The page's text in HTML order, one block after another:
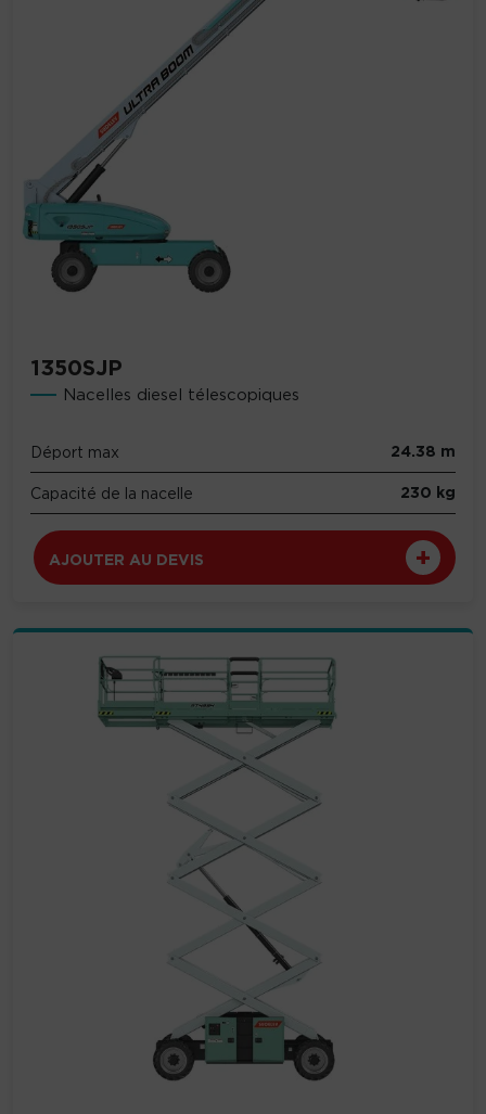
1350SJP
Nacelles diesel télescopiques
Déport max 24.38 m
Capacité de la nacelle 230 kg
AJOUTER AU DEVIS